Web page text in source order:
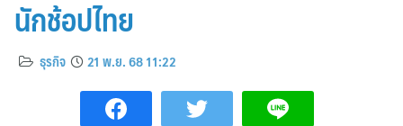
นักช้อปไทย
ธุรกิจ 21 พ.ย. 68 11:22